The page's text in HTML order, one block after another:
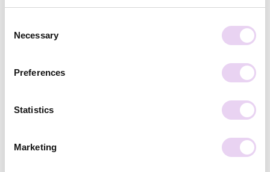
Selection
Necessary
Preferences
Statistics
Marketing